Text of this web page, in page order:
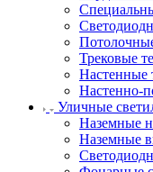
Трековые
Настенные
Настенно-
Уличные
Наземные
Наземные